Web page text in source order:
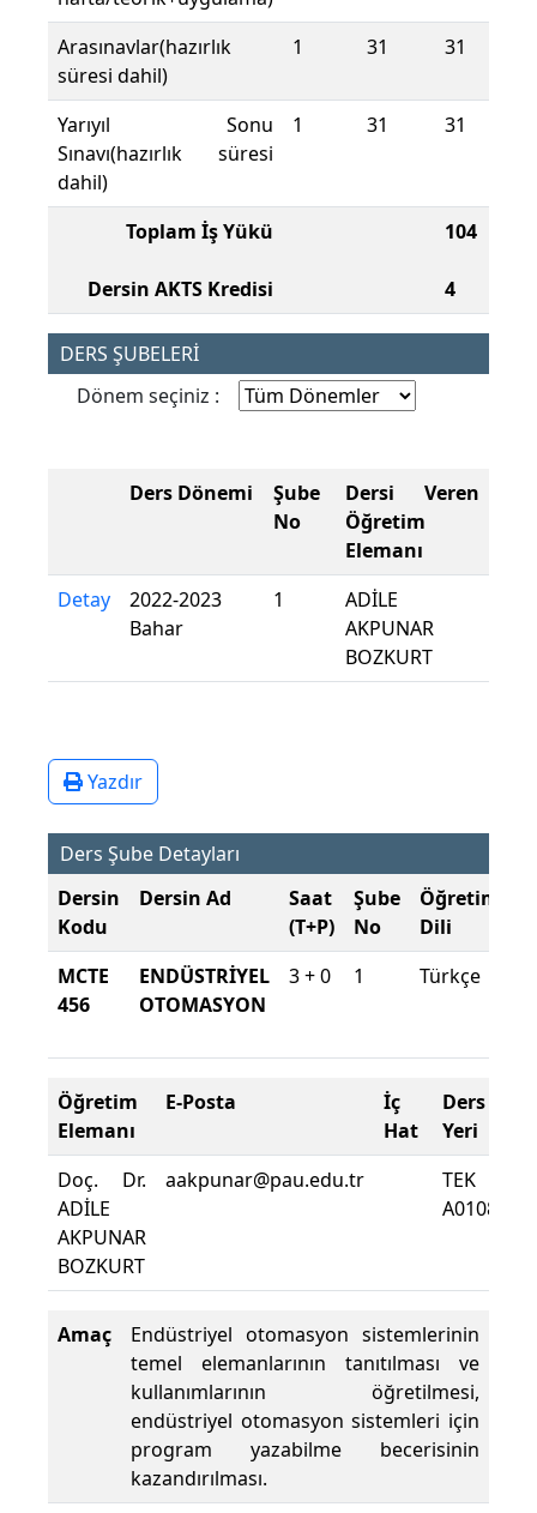
Arasınavlar(hazırlık
süresi dahil)
1 31 31
Yarıyıl Sonu
Sınavı(hazırlık süresi
dahil)
1 31 31
Toplam İş Yükü
Dersin AKTS Kredisi
104
4
DERS ŞUBELERİ
Dönem seçiniz :
Ders Dönemi
Şube
No
Dersi Veren
Öğretim
Elemanı
Detay
2022-2023
Bahar
1
ADİLE
AKPUNAR
BOZKURT
Yazdır
Ders Şube Detayları
Dersin
Kodu
Dersin Ad
Saat
(T+P)
Şube
No
Öğretim
Dili
MCTE
456
ENDÜSTRİYEL
OTOMASYON
3 + 0 1 Türkçe
Öğretim
Elemanı
E-Posta
İç
Hat
Ders
Yeri
Doç. Dr.
ADİLE
AKPUNAR
BOZKURT
aakpunar@pau.edu.tr
TEK
A0108
Amaç
Endüstriyel otomasyon sistemlerinin
temel elemanlarının tanıtılması ve
kullanımlarının öğretilmesi,
endüstriyel otomasyon sistemleri için
program yazabilme becerisinin
kazandırılması.